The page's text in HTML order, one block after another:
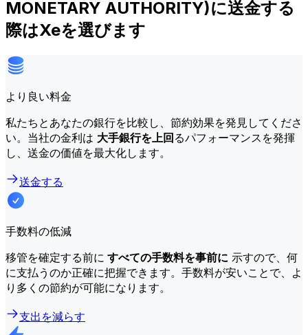
MONETARY AUTHORITY)に送金する
際はXeを選びます
より良い料金
私たちとあなたの銀行を比較し、節約効果を発見してくださ
い。当社の金利は 大手銀行を上回るパフォーマンスを発揮
し、送金の価値を最大化します。
送金する
手数料の低減
移管を確定する前に すべての手数料を事前に 示すので、何
に支払うのか正確に把握できます。手数料が安いことで、よ
り多くの節約が可能になります。
支出を減らす